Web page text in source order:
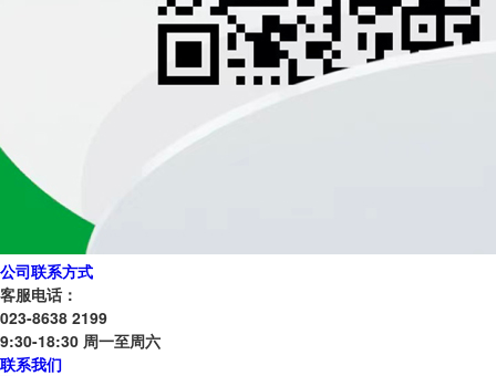
公司联系方式
客服电话：
023-8638 2199
9:30-18:30 周一至周六
联系我们